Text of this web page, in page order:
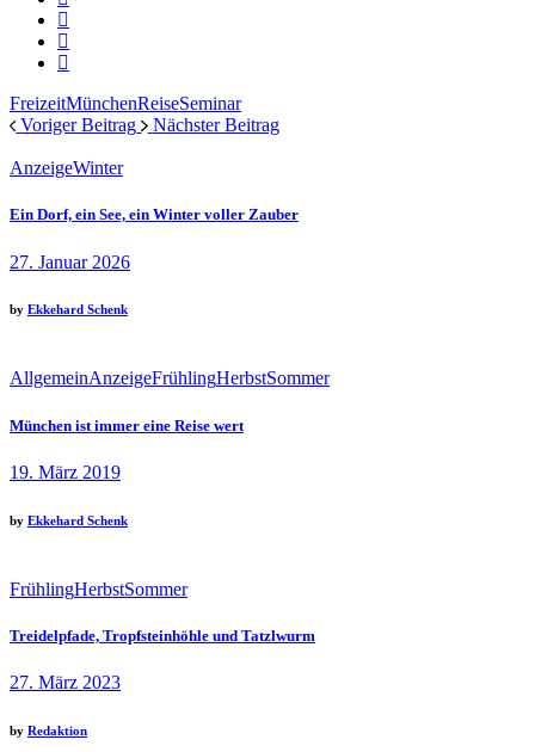
FreizeitMünchenReiseSeminar
Voriger Beitrag
Nächster Beitrag
AnzeigeWinter
Ein Dorf, ein See, ein Winter voller Zauber
27. Januar 2026
by Ekkehard Schenk
AllgemeinAnzeigeFrühlingHerbstSommer
München ist immer eine Reise wert
19. März 2019
by Ekkehard Schenk
FrühlingHerbstSommer
Treidelpfade, Tropfsteinhöhle und Tatzlwurm
27. März 2023
by Redaktion